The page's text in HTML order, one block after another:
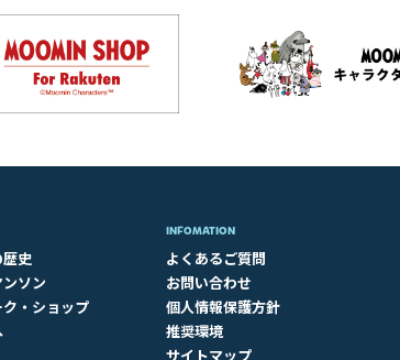
史
ンソン
・ショップ
INFOMATION
よくあるご質問
お問い合わせ
個人情報保護方針
推奨環境
サイトマップ